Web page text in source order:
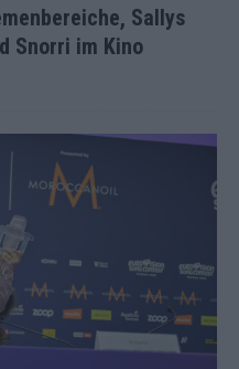
Sallys
Snorri im Kino